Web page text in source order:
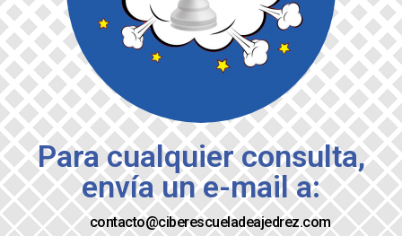
Para cualquier consulta,
envía un e-mail a:
contacto@ciberescueladeajedrez.com